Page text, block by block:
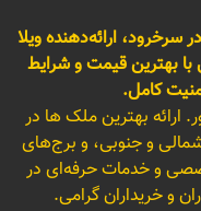
سرخرود، ارائه‌دهنده ویلا
بهترین قیمت و شرایط
کامل.
بهترین ملک ها در
و جنوبی، و برج‌های
و خدمات حرفه‌ای در
و خریداران گرامی.